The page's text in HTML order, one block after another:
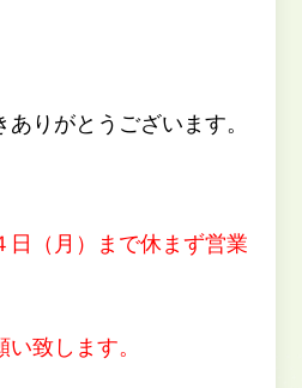
りがとうございます。
（月）まで休まず営業
致します。